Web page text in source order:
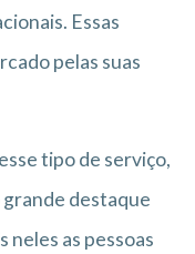
Essas
pelas suas
tipo de serviço,
destaque
neles as pessoas